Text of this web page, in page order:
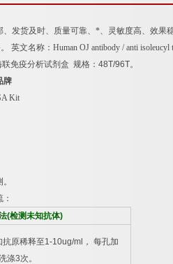
、发货及时、质量可靠、*、灵敏度高、效果
英文名称： Human OJ antibody / anti isoleucyl
联免疫分析试剂盒 规格： 48T/96T。
牌
Kit
(检测未知抗体)
抗原稀释至1-10ug/ml ， 每孔加
涤3次。